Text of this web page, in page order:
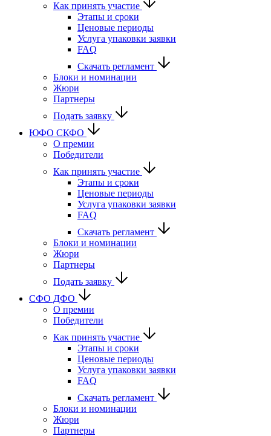
Как принять участие
Этапы и сроки
Ценовые периоды
Услуга упаковки заявки
FAQ
Скачать регламент
Блоки и номинации
Жюри
Партнеры
Подать заявку
ЮФО СКФО
О премии
Победители
Как принять участие
Этапы и сроки
Ценовые периоды
Услуга упаковки заявки
FAQ
Скачать регламент
Блоки и номинации
Жюри
Партнеры
Подать заявку
CФО ДФО
О премии
Победители
Как принять участие
Этапы и сроки
Ценовые периоды
Услуга упаковки заявки
FAQ
Скачать регламент
Блоки и номинации
Жюри
Партнеры